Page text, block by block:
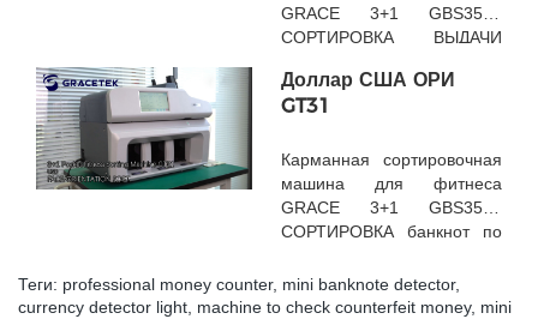
GRACE 3+1 GBS3500
СОРТИРОВКА ВЫДАЧИ
версиям
Доллар США ОРИ
GT31
Карманная сортировочная
машина для фитнеса
GRACE 3+1 GBS3500
СОРТИРОВКА банкнот по
разным лицам
Теги: professional money counter, mini banknote detector,
currency detector light machine to check counterfeit money, mini